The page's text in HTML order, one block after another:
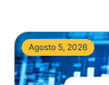
Agosto 5, 2026